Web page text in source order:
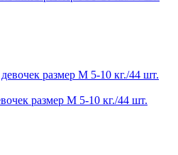
размер M 5-10 кг./44 шт.